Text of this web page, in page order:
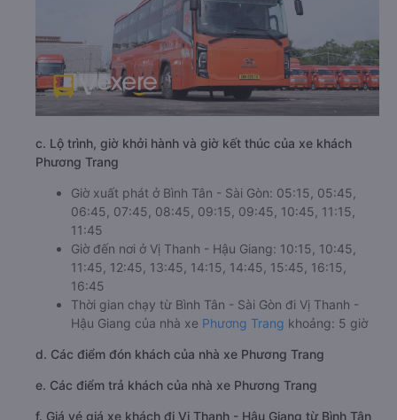
c. Lộ trình, giờ khởi hành và giờ kết thúc của xe khách
Phương Trang
Giờ xuất phát ở Bình Tân - Sài Gòn: 05:15, 05:45,
06:45, 07:45, 08:45, 09:15, 09:45, 10:45, 11:15,
11:45
Giờ đến nơi ở Vị Thanh - Hậu Giang: 10:15, 10:45,
11:45, 12:45, 13:45, 14:15, 14:45, 15:45, 16:15,
16:45
Thời gian chạy từ Bình Tân - Sài Gòn đi Vị Thanh -
Hậu Giang của nhà xe Phương Trang khoảng: 5 giờ
d. Các điểm đón khách của nhà xe Phương Trang
e. Các điểm trả khách của nhà xe Phương Trang
f. Giá vé giá xe khách đi Vị Thanh - Hậu Giang từ Bình Tân